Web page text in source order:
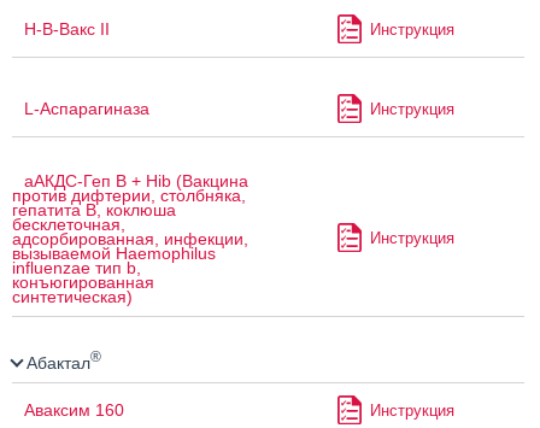
H-B-Вакс II Инструкция
L-Аспарагиназа Инструкция
аАКДС-Геп B + Hib (Вакцина
против дифтерии, столбняка,
гепатита B, коклюша
бесклеточная,
адсорбированная, инфекции,
вызываемой Haemophilus
influenzae тип b,
конъюгированная
синтетическая)
Инструкция
Абактал®
Аваксим 160 Инструкция